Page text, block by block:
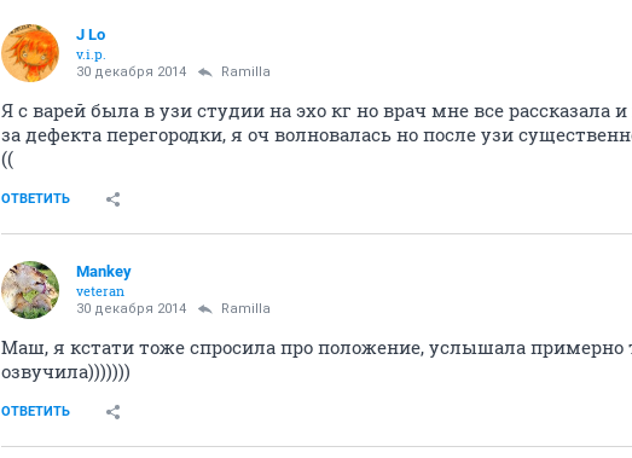
J Lo
v.i.p.
30 декабря 2014 Ramilla
Я с варей была в узи студии на эхо кг но врач мне все рассказала
за дефекта перегородки, я оч волновалась но после узи
((
ОТВЕТИТЬ
Mankey
veteran
30 декабря 2014 Ramilla
Маш, я кстати тоже спросила про положение, услышала примерно
озвучила)))))))
ОТВЕТИТЬ